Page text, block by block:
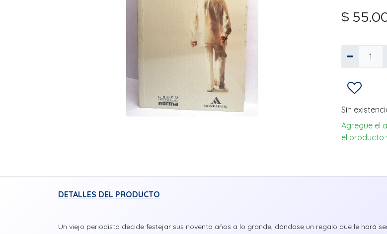
$
Sin
Agregue el
el producto
DETALLES DEL PRODUCTO
Un viejo periodista decide festejar sus noventa años a lo grande, dándose un regalo que le hará